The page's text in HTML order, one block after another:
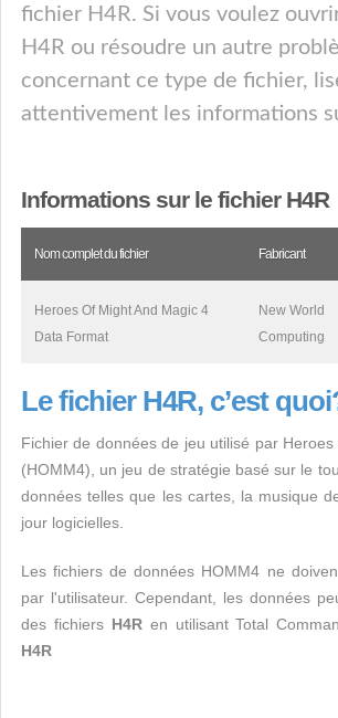
fichier H4R. Si vous voulez
H4R ou résoudre un autre
concernant ce type de fichier,
attentivement les informations
Informations sur le fichier H4R
Nom complet du fichier Fabricant
Heroes Of Might And Magic 4
Data Format
New World
Computing
Le fichier H4R, c’est
Fichier de données de jeu utilisé par
(HOMM4), un jeu de stratégie basé sur le
données telles que les cartes, la musique
jour logicielles.
Les fichiers de données HOMM4 ne
par l'utilisateur. Cependant, les données
des fichiers H4Ren utilisant Total
H4R